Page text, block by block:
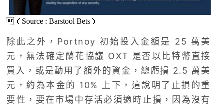
（Source : Barstool Bets）
除此之外，Portnoy 初始投入金額是 25 萬美
元，無法確定蘭花協議 OXT 是否以比特幣直接
買入，或是動用了額外的資金，總虧損 2.5 萬美
元，約為本金的 10% 上下，這說明了止損的重
要性，要在市場中存活必須適時止損，因為沒有